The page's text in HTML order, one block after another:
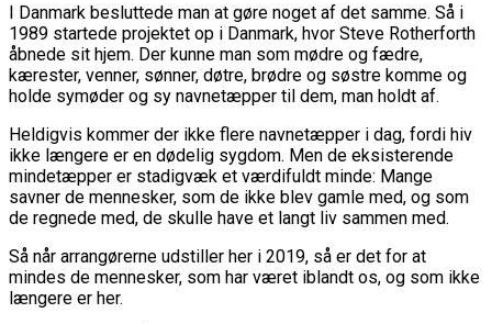
I Danmark besluttede man at gøre noget af det samme. Så i
1989 startede projektet op i Danmark, hvor Steve Rotherforth
åbnede sit hjem. Der kunne man som mødre og fædre,
kærester, venner, sønner, døtre, brødre og søstre komme og
holde symøder og sy navnetæpper til dem, man holdt af.
Heldigvis kommer der ikke flere navnetæpper i dag, fordi hiv
ikke længere er en dødelig sygdom. Men de eksisterende
mindetæpper er stadigvæk et værdifuldt minde: Mange
savner de mennesker, som de ikke blev gamle med, og som
de regnede med, de skulle have et langt liv sammen med.
Så når arrangørerne udstiller her i 2019, så er det for at
mindes de mennesker, som har været iblandt os, og som ikke
længere er her.